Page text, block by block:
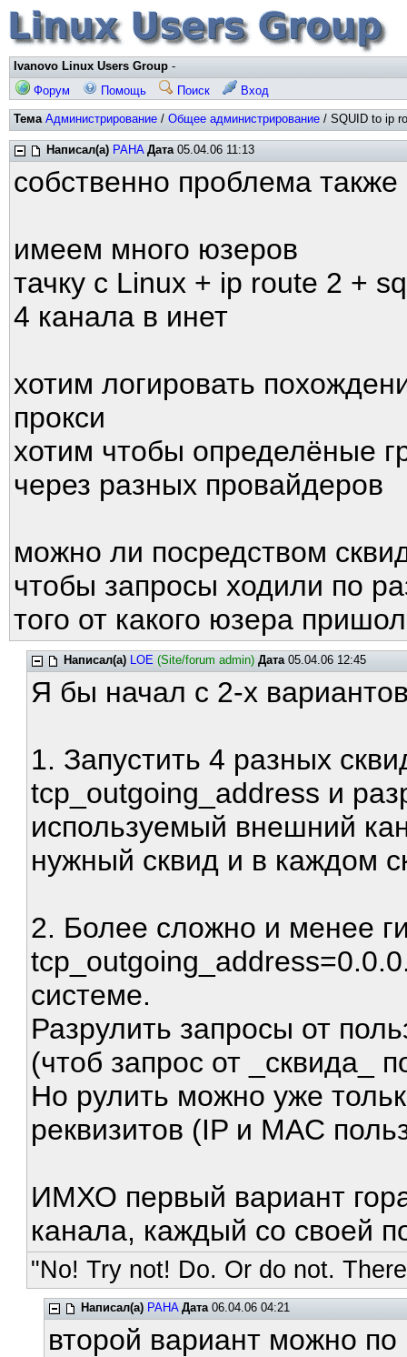
Ivanovo Linux Users Group -
Форум
Помощь Поиск Вход
Тема Администрирование / Общее администрирование / SQUID to ip
Написал(а) PAHA Дата05.04.06 11:13
собственно проблема также
имеем много юзеров
тачку с Linux + ip route 2 +
4 канала в инет
хотим логировать
прокси
хотим чтобы определёные
через разных провайдеров
можно ли посредством
чтобы запросы ходили по
того от какого юзера
Написал(а) LOE (Site/forum admin) Дата05.04.06 12:45
Я бы начал с 2-х
1. Запустить 4 разных
tcp_outgoing_address и
используемый внешний
нужный сквид и в каждом
2. Более сложно и менее
системе.
Разрулить запросы от
(чтоб запрос от _сквида_
Но рулить можно уже
реквизитов (IP и MAC
ИМХО первый вариант
канала, каждый со своей
"No! Try not! Do. Or do not.
Написал(а) PAHA Дата06.04.06 04:21
второй вариант можно